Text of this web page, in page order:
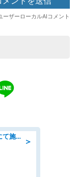
＞
工事・土木施工管理/総合技術商社にて施工管理のお仕事/即日勤務可/車通勤可/工事・土木施工管理/生産・品質管理